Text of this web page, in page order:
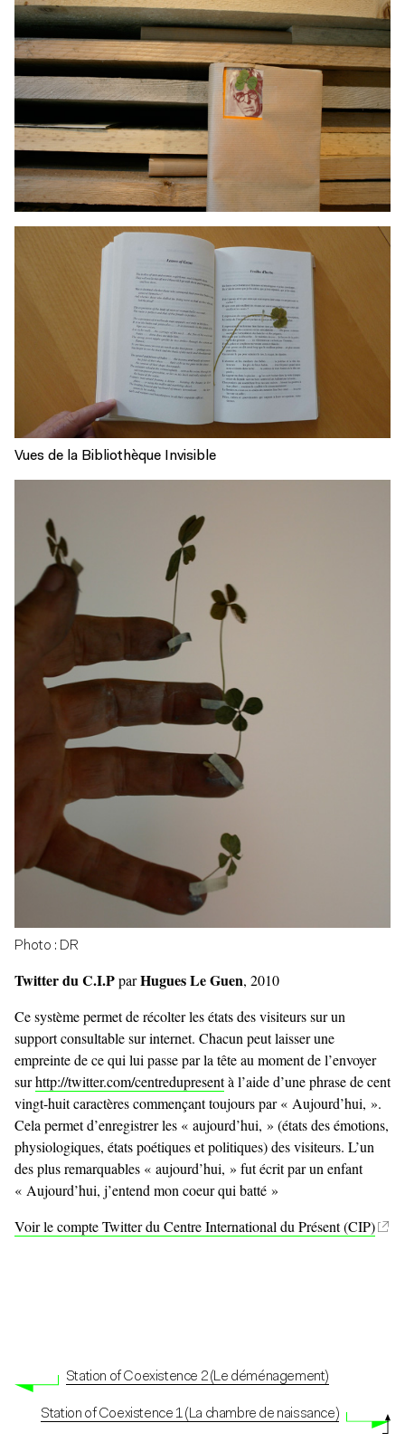
Vues de la Bibliothèque Invisible
Photo : DR
Twitter du C.I.PparHugues Le Guen, 2010
Ce système permet de récolter les états des visiteurs sur un
support consultable sur internet. Chacun peut laisser une
empreinte de ce qui lui passe par la tête au moment de l’envoyer
surhttp://twitter.com/centredupresentà l’aide d’une phrase de cent
vingt-huit caractères commençant toujours par « Aujourd’hui, ».
Cela permet d’enregistrer les « aujourd’hui, » (états des émotions,
physiologiques, états poétiques et politiques) des visiteurs. L’un
des plus remarquables « aujourd’hui, » fut écrit par un enfant
« Aujourd’hui, j’entend mon coeur qui batté »
Voir le compte Twitter du Centre International du Présent (CIP)
Station of Coexistence 2 (Le déménagement)
Station of Coexistence 1 (La chambre de naissance)